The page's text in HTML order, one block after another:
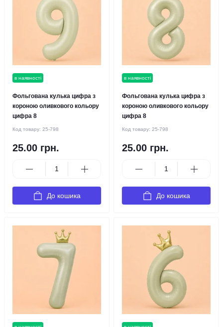
в наявності
Фольгована кулька цифра з
короною оливкового кольору
цифра 8
Код товару: 25-798
25.00 грн.
До кошика
в наявності
Фольгована кулька цифра з
короною оливкового кольору
цифра 8
Код товару: 25-798
25.00 грн.
До кошика